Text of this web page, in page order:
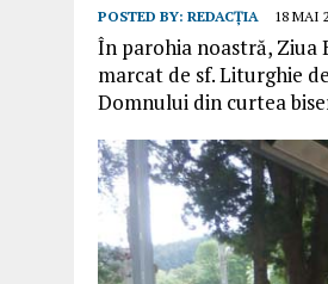
POSTED BY: REDACȚIA 18 MAI
În parohia noastră, Ziua
marcat de sf. Liturghie
Domnului din curtea